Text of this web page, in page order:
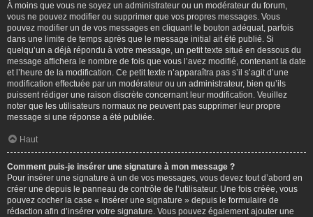
À moins que vous ne soyez un administrateur ou un modérateur du forum,
vous ne pouvez modifier ou supprimer que vos propres messages. Vous
pouvez modifier un de vos messages en cliquant le bouton adéquat, parfois
dans une limite de temps après que le message initial ait été publié. Si
quelqu’un a déjà répondu à votre message, un petit texte situé en dessous du
message affichera le nombre de fois que vous l’avez modifié, contenant la date
et l’heure de la modification. Ce petit texte n’apparaîtra pas s’il s’agit d’une
modification effectuée par un modérateur ou un administrateur, bien qu’ils
puissent rédiger une raison discrète concernant leur modification. Veuillez
noter que les utilisateurs normaux ne peuvent pas supprimer leur propre
message si une réponse a été publiée.
Haut
Comment puis-je insérer une signature à mon message ?
Pour insérer une signature à un de vos messages, vous devez tout d’abord en
créer une depuis le panneau de contrôle de l’utilisateur. Une fois créée, vous
pouvez cocher la case « Insérer une signature » depuis le formulaire de
rédaction afin d’insérer votre signature. Vous pouvez également ajouter une